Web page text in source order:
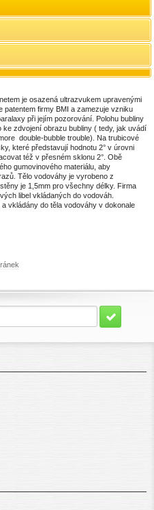
je osazená ultrazvukem upravenými
patentem firmy BMI a zamezuje vzniku
při jejím pozorování. Polohu bubliny
zdvojení obrazu bubliny ( tedy, jak uvádí
double-bubble trouble). Na trubicové
které představují hodnotu 2° v úrovni
též v přesném sklonu 2°. Obě
gumovinového materiálu, aby
Tělo vodováhy je vyrobeno z
je 1,5mm pro všechny délky. Firma
libel vkládaných do vodováh.
vkládány do těla vodováhy v dokonale